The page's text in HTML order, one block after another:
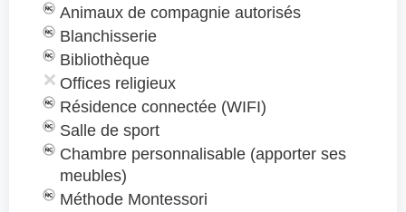
Animaux de compagnie autorisés
Blanchisserie
Bibliothèque
Offices religieux
Résidence connectée (WIFI)
Salle de sport
Chambre personnalisable (apporter ses
meubles)
Méthode Montessori